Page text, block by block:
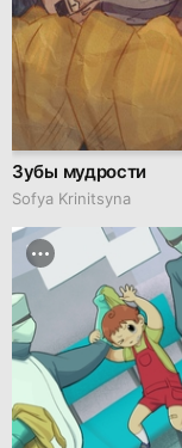
Зубы мудрости
Sofya Krinitsyna